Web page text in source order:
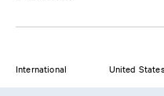
International United States